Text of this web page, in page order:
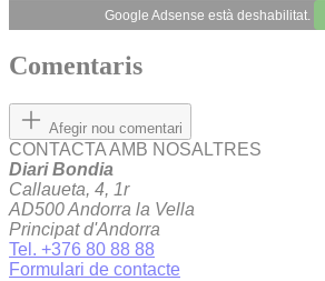
Google Adsense està deshabilitat.
Comentaris
Afegir nou comentari
CONTACTA AMB NOSALTRES
Diari Bondia
Callaueta, 4, 1r
AD500 Andorra la Vella
Principat d'Andorra
Tel. +376 80 88 88
Formulari de contacte